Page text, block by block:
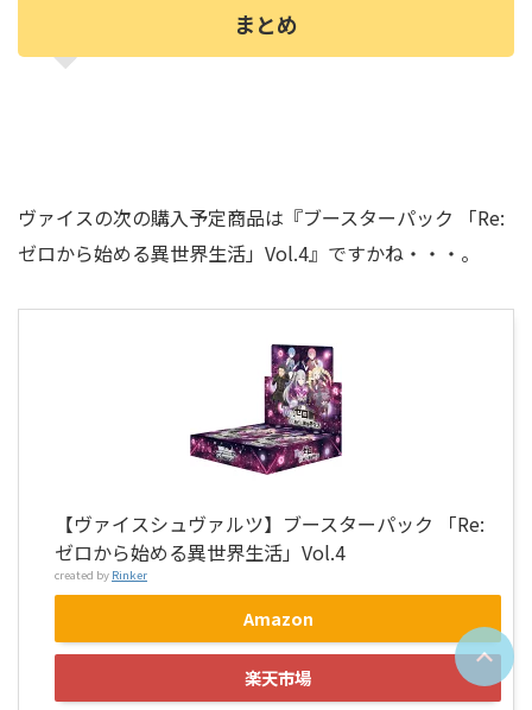
まとめ
ヴァイスの次の購入予定商品は『ブースターパック 「Re:
ゼロから始める異世界生活」Vol.4』ですかね・・・。
【ヴァイスシュヴァルツ】ブースターパック 「Re:
ゼロから始める異世界生活」Vol.4
created by Rinker
Amazon
楽天市場